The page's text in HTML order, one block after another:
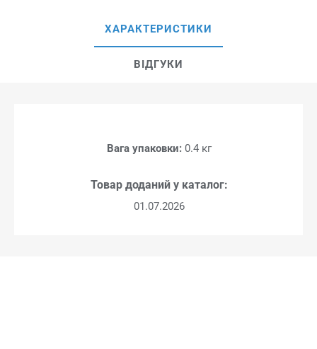
ХАРАКТЕРИСТИКИ
ВІДГУКИ
Вага упаковки: 0.4 кг
Товар доданий у каталог:
01.07.2026